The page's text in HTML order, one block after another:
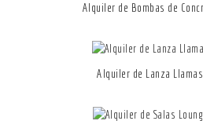
Alquiler de Bombas de
Alquiler de Lanza